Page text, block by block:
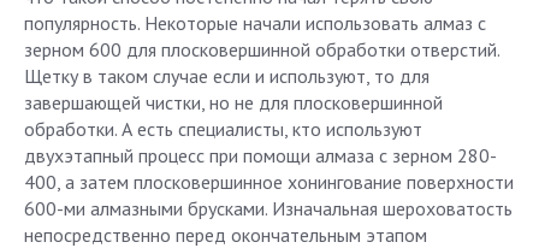
популярность. Некоторые начали использовать алмаз с
зерном 600 для плосковершинной обработки отверстий.
Щетку в таком случае если и используют, то для
завершающей чистки, но не для плосковершинной
обработки. А есть специалисты, кто используют
двухэтапный процесс при помощи алмаза с зерном 280-
400, а затем плосковершинное хонингование поверхности
600-ми алмазными брусками. Изначальная шероховатость
непосредственно перед окончательным этапом